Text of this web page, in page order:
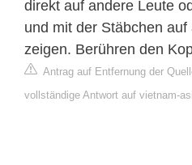
direkt auf andere Leute
und mit der Stäbchen
zeigen. Berühren den
Antrag auf Entfernung der
vollständige Antwort auf vietnam-